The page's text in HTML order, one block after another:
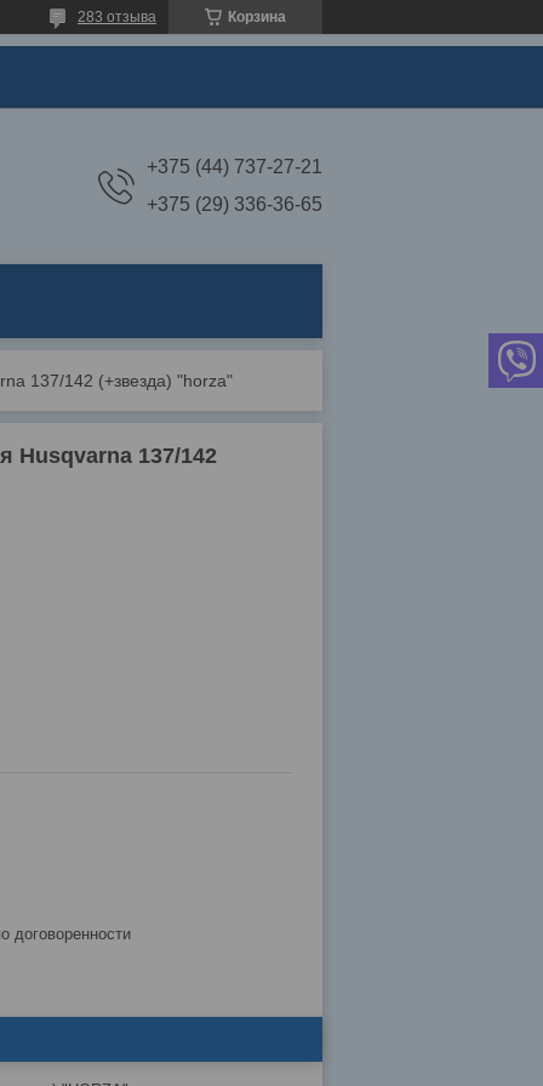
Корзина
283 отзыва
+375 (44) 737-27-21
+375 (29) 336-36-65
137/142 (+звезда) "horza"
Husqvarna 137/142
договоренности